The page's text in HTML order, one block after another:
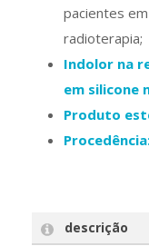
pacientes
radioterapia;
Indolor na
em silicone
Produto
descrição